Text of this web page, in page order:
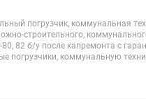
погрузчик, коммунальная
строительного,
82 б/у после капремонта с
погрузчики, коммунальную